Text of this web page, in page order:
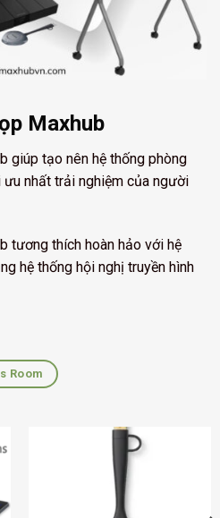
Maxhub
giúp tạo nên hệ thống phòng
nhất trải nghiệm của người
tương thích hoàn hảo với hệ
hệ thống hội nghị truyền hình
Room